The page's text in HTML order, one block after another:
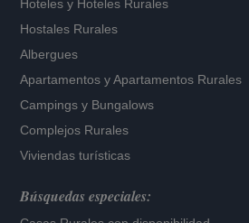
Hoteles y Hoteles Rurales
Hostales Rurales
Albergues
Apartamentos yApartamentos Rurales
Campings y Bungalows
Complejos Rurales
Viviendas turísticas
Búsquedas especiales: